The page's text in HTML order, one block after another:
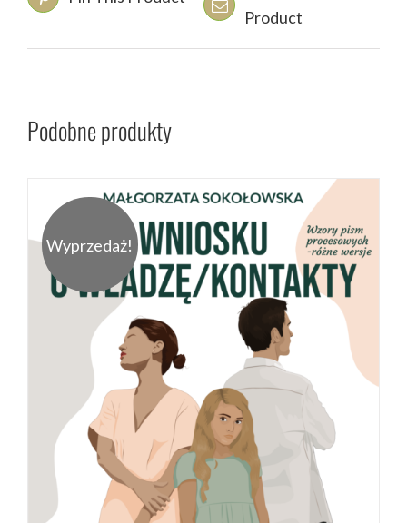
Product
Podobne produkty
Wyprzedaż!